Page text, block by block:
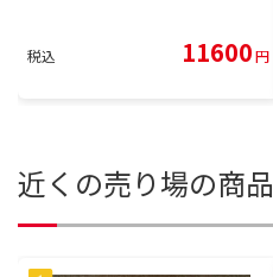
税込 11600円
近くの売り場の商品